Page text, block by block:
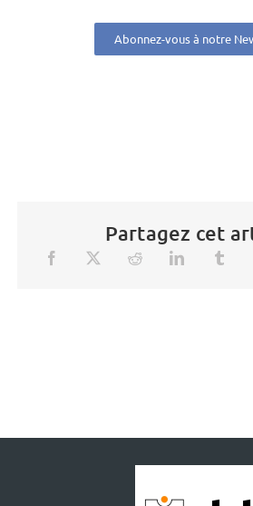
Abonnez-vous à notre
Partagez cet